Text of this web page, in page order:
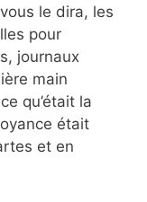
le dira, les
pour
journaux
main
qu’était la
était
et en